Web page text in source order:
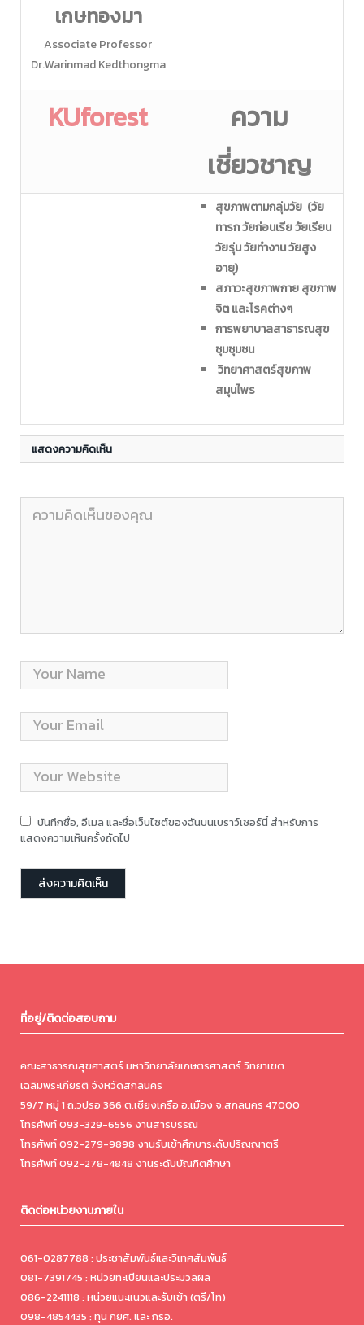
เกษทองมา
Associate Professor
Dr.Warinmad​ Kedthongma
KUforest
ความ
เชี่ยวชาญ
สุขภาพตามกลุ่มวัย (วัย
ทารก วัยก่อนเรียวัยเรียน
วัยรุ่น วัยทำงาน วัยสูง
อายุ)
สภาวะสุขภาพกาย สุขภาพ
จิต และโรคต่างๆ
การพยาบาลสาธารณสุข
ชุมชุมชน
วิทยาศาสตร์สุขภาพ
สมุนไพร
แสดงความคิดเห็น
บันทึกชื่อ, อีเมล และชื่อเว็บไซต์ของฉันบนเบราว์เซอร์นี้ สำหรับการ
แสดงความเห็นครั้งถัดไป
ที่อยู่/ติดต่อสอบถาม
คณะสาธารณสุขศาสตร์ มหาวิทยาลัยเกษตรศาสตร์ วิทยาเขต
เฉลิมพระเกียรติ จังหวัดสกลนคร
59/7 หมู่ 1 ถ.วปรอ 366 ต.เชียงเครือ อ.เมือง จ.สกลนคร 47000
โทรศัพท์ 093-329-6556 งานสารบรรณ
โทรศัพท์ 092-279-9898 งานรับเข้าศึกษาระดับปริญญาตรี
โทรศัพท์ 092-278-4848 งานระดับบัณฑิตศึกษา
ติดต่อหน่วยงานภายใน
061-0287788 : ประชาสัมพันธ์และวิเทศสัมพันธ์
081-7391745 : หน่วยทะเบียนและประมวลผล
086-2241118 : หน่วยแนะแนวและรับเข้า (ตรี/โท)
098-4854435 : ทุน กยศ. และ กรอ.